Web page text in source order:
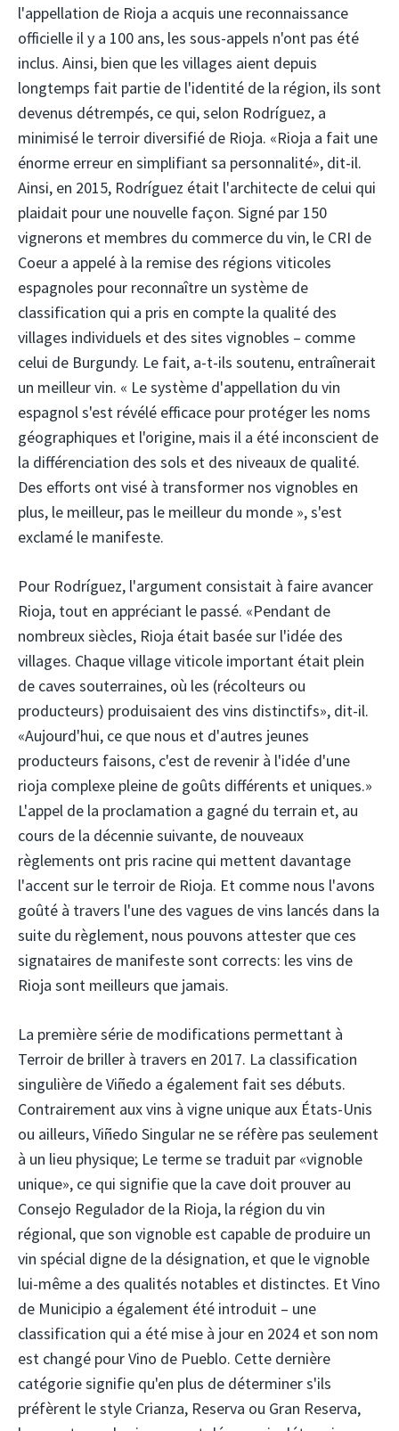
l'appellation de Rioja a acquis une reconnaissance
officielle il y a 100 ans, les sous-appels n'ont pas été
inclus. Ainsi, bien que les villages aient depuis
longtemps fait partie de l'identité de la région, ils sont
devenus détrempés, ce qui, selon Rodríguez, a
minimisé le terroir diversifié de Rioja. «Rioja a fait une
énorme erreur en simplifiant sa personnalité», dit-il.
Ainsi, en 2015, Rodríguez était l'architecte de celui qui
plaidait pour une nouvelle façon. Signé par 150
vignerons et membres du commerce du vin, le CRI de
Coeur a appelé à la remise des régions viticoles
espagnoles pour reconnaître un système de
classification qui a pris en compte la qualité des
villages individuels et des sites vignobles – comme
celui de Burgundy. Le fait, a-t-ils soutenu, entraînerait
un meilleur vin. « Le système d'appellation du vin
espagnol s'est révélé efficace pour protéger les noms
géographiques et l'origine, mais il a été inconscient de
la différenciation des sols et des niveaux de qualité.
Des efforts ont visé à transformer nos vignobles en
plus, le meilleur, pas le meilleur du monde », s'est
exclamé le manifeste.
Pour Rodríguez, l'argument consistait à faire avancer
Rioja, tout en appréciant le passé. «Pendant de
nombreux siècles, Rioja était basée sur l'idée des
villages. Chaque village viticole important était plein
de caves souterraines, où les (récolteurs ou
producteurs) produisaient des vins distinctifs», dit-il.
«Aujourd'hui, ce que nous et d'autres jeunes
producteurs faisons, c'est de revenir à l'idée d'une
rioja complexe pleine de goûts différents et uniques.»
L'appel de la proclamation a gagné du terrain et, au
cours de la décennie suivante, de nouveaux
règlements ont pris racine qui mettent davantage
l'accent sur le terroir de Rioja. Et comme nous l'avons
goûté à travers l'une des vagues de vins lancés dans la
suite du règlement, nous pouvons attester que ces
signataires de manifeste sont corrects: les vins de
Rioja sont meilleurs que jamais.
La première série de modifications permettant à
Terroir de briller à travers en 2017. La classification
singulière de Viñedo a également fait ses débuts.
Contrairement aux vins à vigne unique aux États-Unis
ou ailleurs, Viñedo Singular ne se réfère pas seulement
à un lieu physique; Le terme se traduit par «vignoble
unique», ce qui signifie que la cave doit prouver au
Consejo Regulador de la Rioja, la région du vin
régional, que son vignoble est capable de produire un
vin spécial digne de la désignation, et que le vignoble
lui-même a des qualités notables et distinctes. Et Vino
de Municipio a également été introduit – une
classification qui a été mise à jour en 2024 et son nom
est changé pour Vino de Pueblo. Cette dernière
catégorie signifie qu'en plus de déterminer s'ils
préfèrent le style Crianza, Reserva ou Gran Reserva,